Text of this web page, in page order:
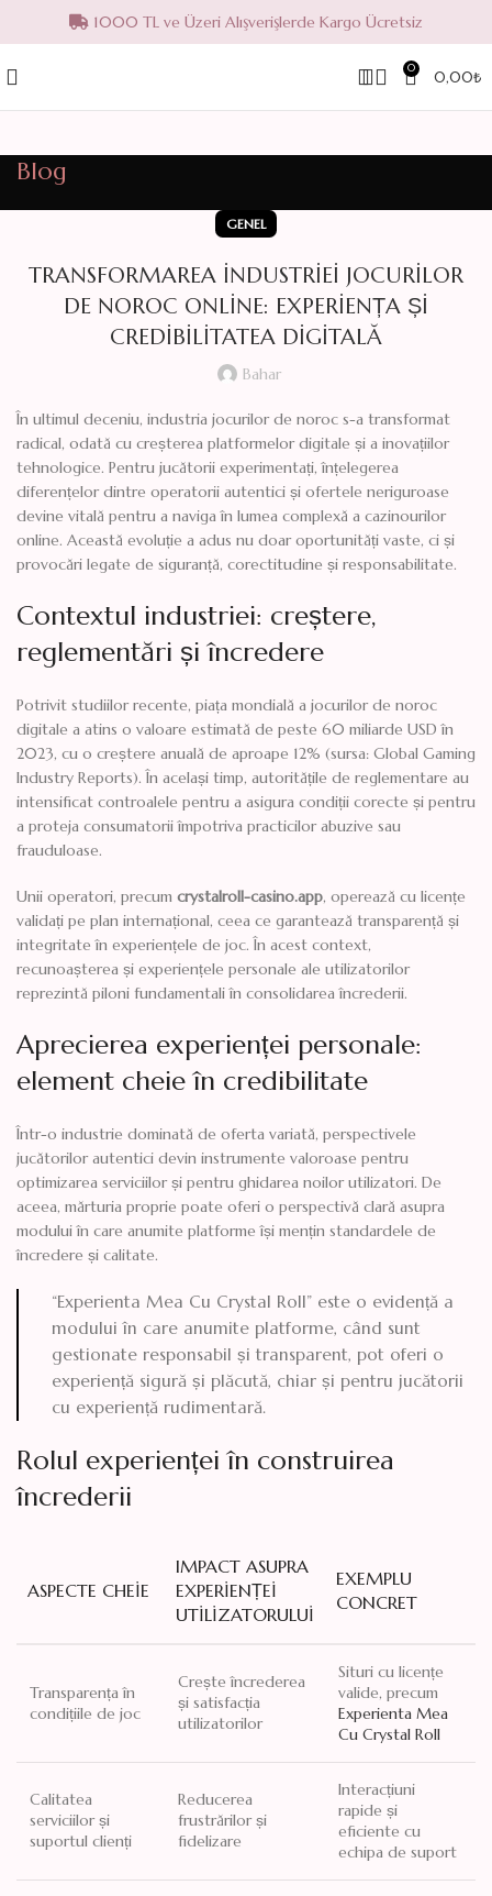
1000 TL ve Üzeri Alışverişlerde Kargo Ücretsiz
0 0,00₺
Blog
GENEL
TRANSFORMAREA INDUSTRIEI JOCURILOR
DE NOROC ONLINE: EXPERIENȚA ȘI
CREDIBILITATEA DIGITALĂ
Bahar
În ultimul deceniu, industria jocurilor de noroc s-a transformat
radical, odată cu creșterea platformelor digitale și a inovațiilor
tehnologice. Pentru jucătorii experimentați, înțelegerea
diferențelor dintre operatorii autentici și ofertele neriguroase
devine vitală pentru a naviga în lumea complexă a cazinourilor
online. Această evoluție a adus nu doar oportunități vaste, ci și
provocări legate de siguranță, corectitudine și responsabilitate.
Contextul industriei: creștere,
reglementări și încredere
Potrivit studiilor recente, piața mondială a jocurilor de noroc
digitale a atins o valoare estimată de peste 60 miliarde USD în
2023, cu o creștere anuală de aproape 12% (sursa: Global Gaming
Industry Reports). În același timp, autoritățile de reglementare au
intensificat controalele pentru a asigura condiții corecte și pentru
a proteja consumatorii împotriva practicilor abuzive sau
frauduloase.
Unii operatori, precum crystalroll-casino.app, operează cu licențe
validați pe plan internațional, ceea ce garantează transparență și
integritate în experiențele de joc. În acest context,
recunoașterea și experiențele personale ale utilizatorilor
reprezintă piloni fundamentali în consolidarea încrederii.
Aprecierea experienței personale:
element cheie în credibilitate
Într-o industrie dominată de oferta variată, perspectivele
jucătorilor autentici devin instrumente valoroase pentru
optimizarea serviciilor și pentru ghidarea noilor utilizatori. De
aceea, mărturia proprie poate oferi o perspectivă clară asupra
modului în care anumite platforme își mențin standardele de
încredere și calitate.
“Experienta Mea Cu Crystal Roll” este o evidență a
modului în care anumite platforme, când sunt
gestionate responsabil și transparent, pot oferi o
experiență sigură și plăcută, chiar și pentru jucătorii
cu experiență rudimentară.
Rolul experienței în construirea
încrederii
ASPECTE CHEIE
IMPACT ASUPRA
EXPERIENȚEI
UTILIZATORULUI
EXEMPLU
CONCRET
Transparența în
condițiile de joc
Crește încrederea
și satisfacția
utilizatorilor
Situri cu licențe
valide, precum
Experienta Mea
Cu Crystal Roll
Calitatea
serviciilor și
suportul clienți
Reducerea
frustrărilor și
fidelizare
Interacțiuni
rapide și
eficiente cu
echipa de suport